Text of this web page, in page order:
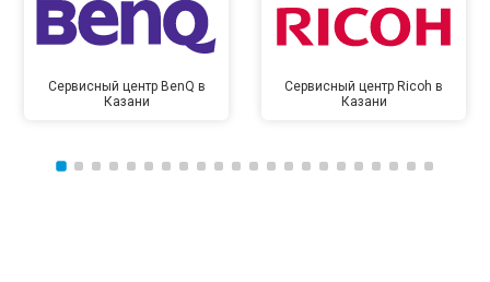
Сервисный центр BenQ в
Казани
Сервисный центр Ricoh в
Казани